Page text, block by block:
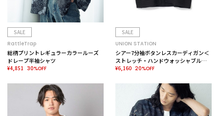
SALE
RattleTrap
総柄プリントレギュラーカラールーズ
ドレープ半袖シャツ
¥4,851 30%OFF
SALE
UNION STATION
シアー7分袖ボタンレスカーディガン＜
ストレッチ・ハンドウォッシャブル・
接触冷感・通気性＞
¥6,160 20%OFF